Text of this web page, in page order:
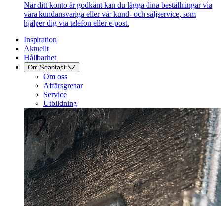
När ditt konto är godkänt kan du lägga dina beställningar via
våra kundansvariga eller vår kund- och säljservice, som
hjälper dig via telefon eller e-post.
Inspiration
Aktuellt
Hållbarhet
Om Scanfast
Om oss
Affärsgrenar
Service
Utbildning